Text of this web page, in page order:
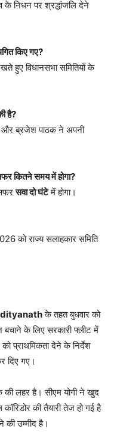
के निधन पर श्रद्धांजलि देने
किए गए?
हुए विधानसभा समितियों के
है?
और ब्रजेश पाठक ने अपनी
कितने समय में होगा?
सवा दो घंटेमें होगा।
को राज्य सलाहकार समिति
के तहत बुधवार को
के लिए सरकारी फ्लीट में
प्राथमिकता देने के निर्देश
दिए गए।
की लहर है। सीएम योगी ने खुद
की तैयारी तेज हो गई है
की उम्मीद है।